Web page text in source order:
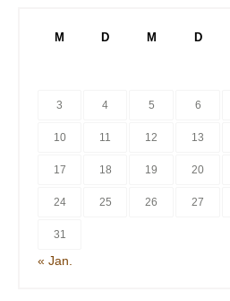
M D M D
3 4 5 6
10 11 12 13
17 18 19 20
24 25 26 27
31
« Jan.